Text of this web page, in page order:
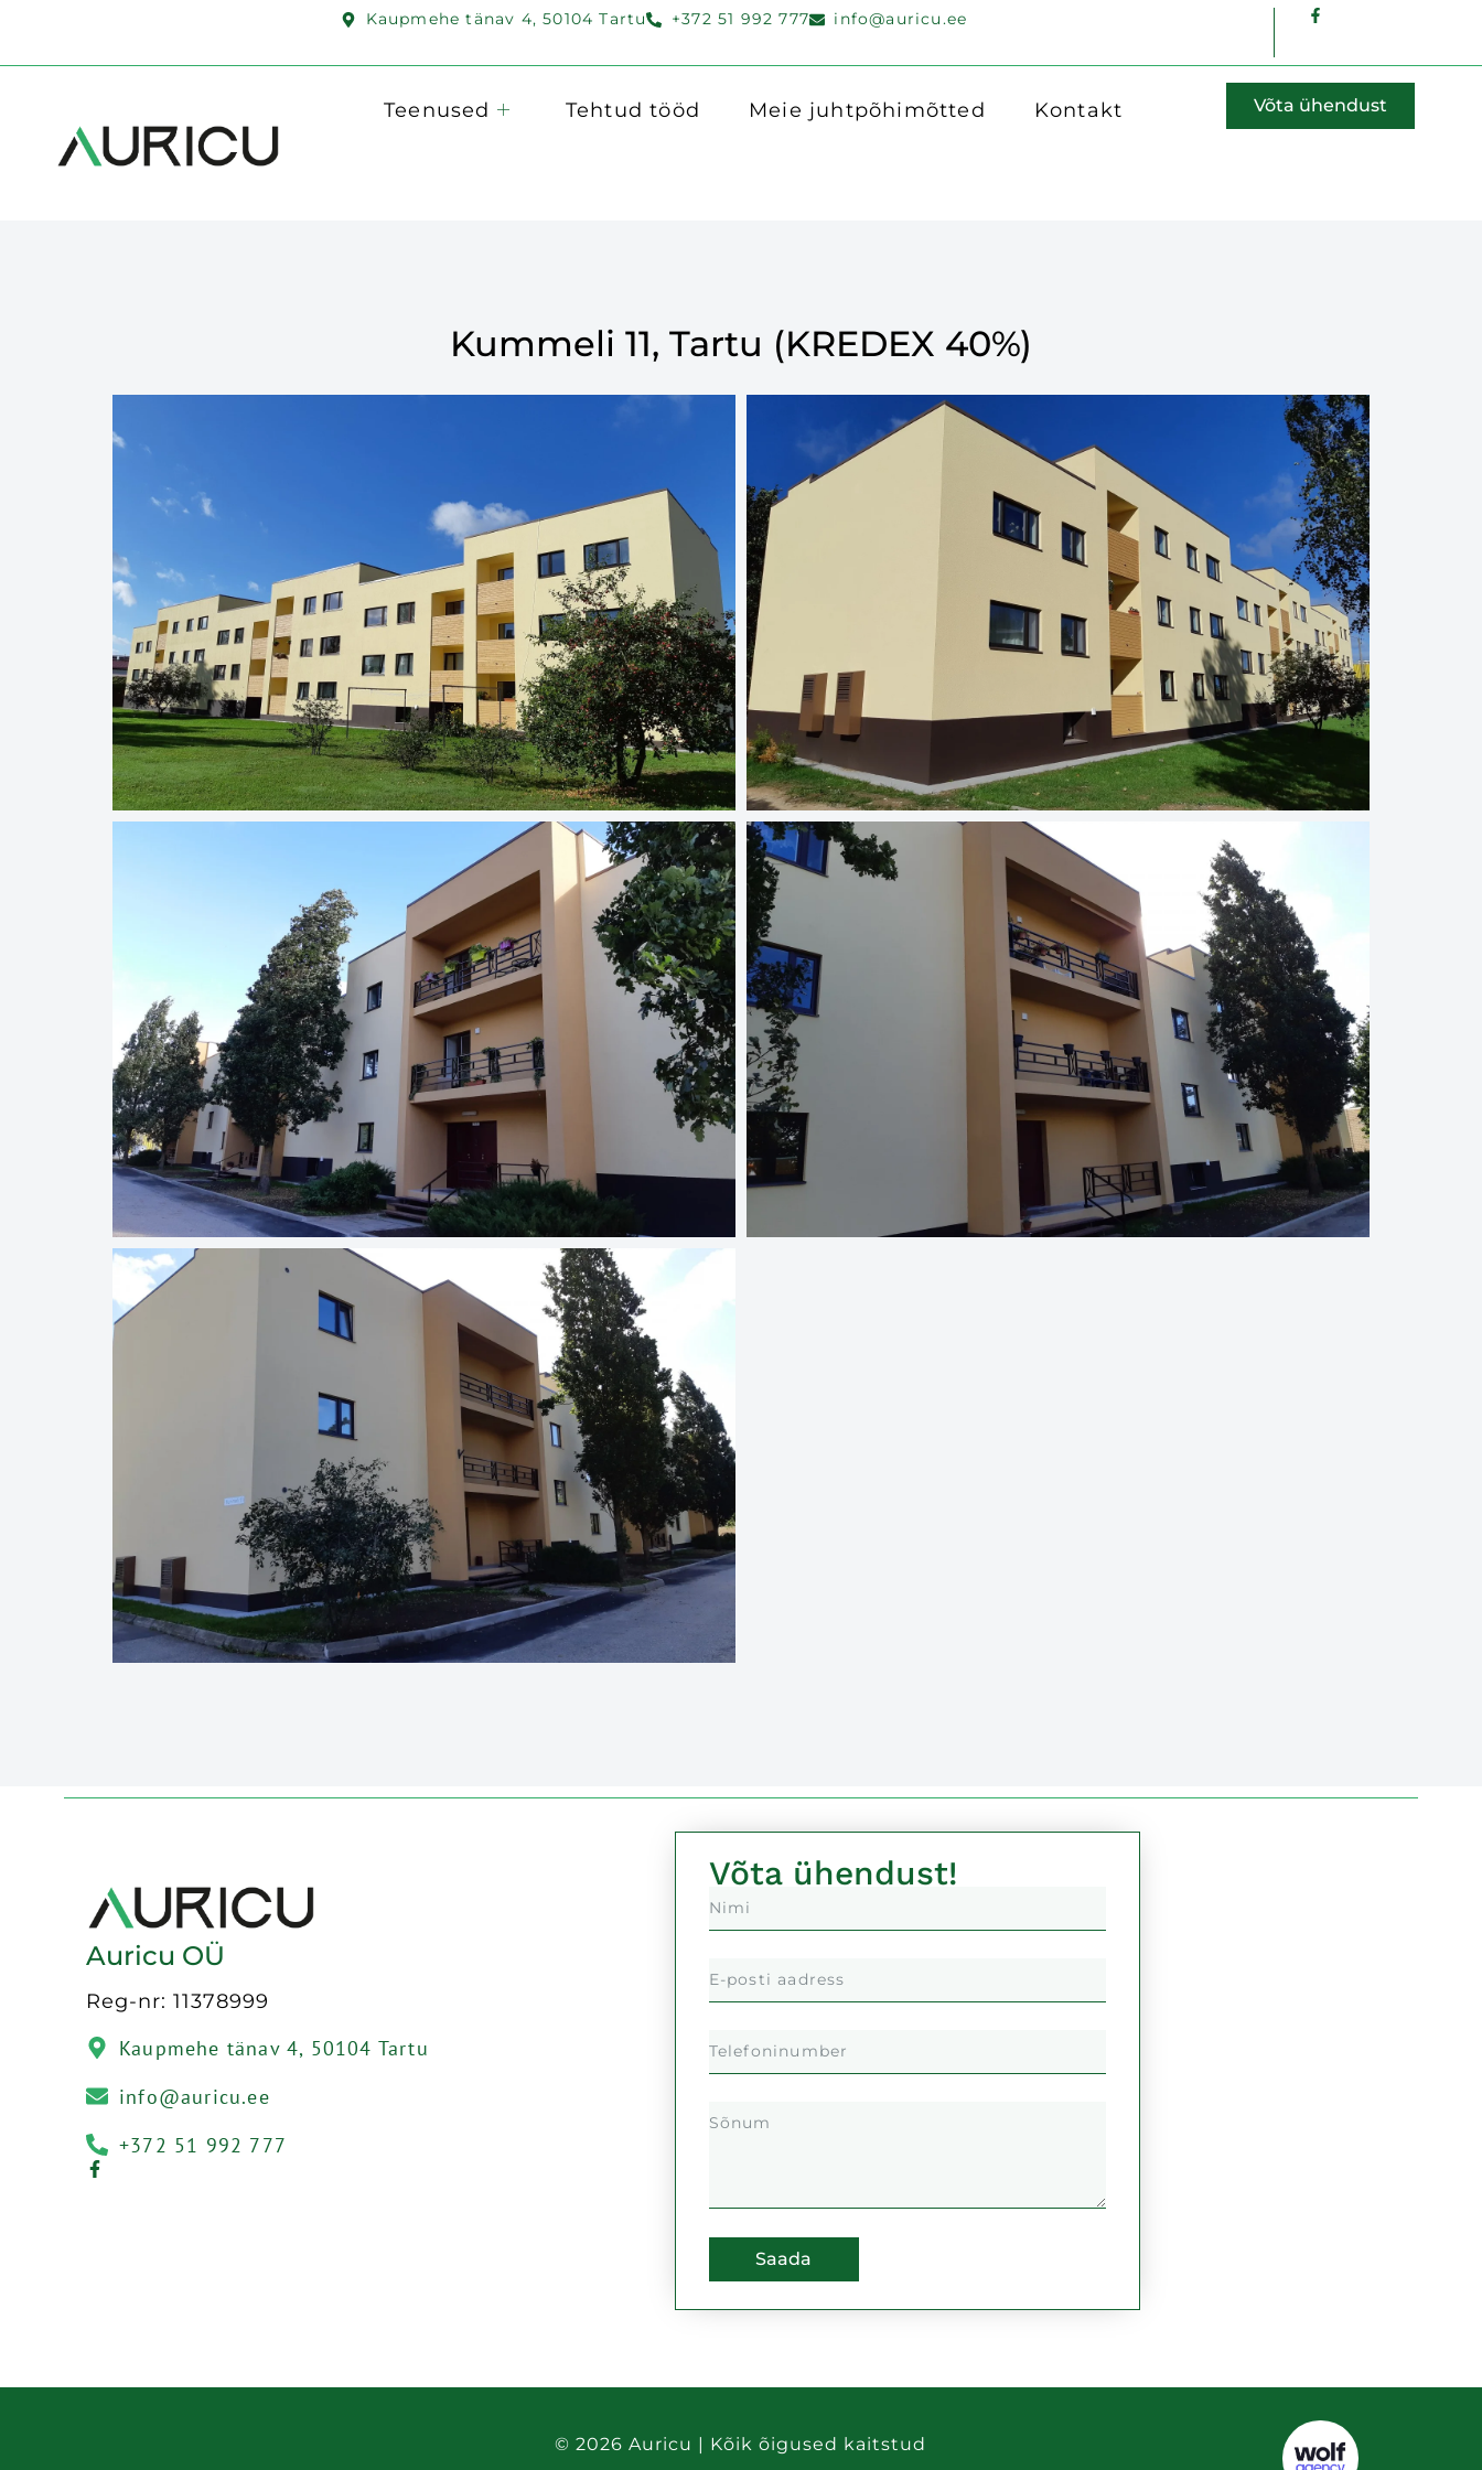
Kaupmehe tänav 4, 50104 Tartu +372 51 992 777 info@auricu.ee
Teenused Tehtud tööd Meie juhtpõhimõtted Kontakt Võta ühendust
Kummeli 11, Tartu (KREDEX 40%)
Auricu OÜ
Reg-nr: 11378999
Kaupmehe tänav 4, 50104 Tartu
info@auricu.ee
+372 51 992 777
Võta ühendust!
Saada
© 2026 Auricu | Kõik õigused kaitstud